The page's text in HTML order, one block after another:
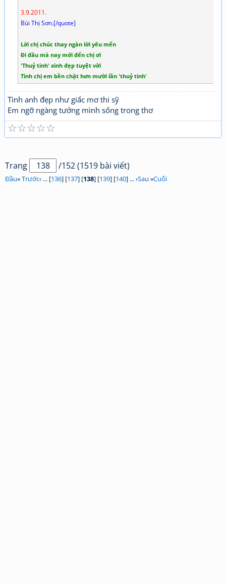
3.9.2011.
Bùi Thị Sơn.[/quote]
Lời chị chúc thay ngàn lời yêu mến
Đi đâu mà nay mới đến chị ơi
'Thuỷ tinh' xinh đẹp tuyệt vời
Tình chị em bền chặt hơn mười lần 'thuỷ tinh'
Tình anh đẹp như giấc mơ thi sỹ
Em ngỡ ngàng tưởng mình sống trong thơ
☆
☆
☆
☆
☆
Trang /152 (1519 bài viết)
Đầu«Trước‹ ... [136] [137] [138] [139] [140] ... ›Sau »Cuối